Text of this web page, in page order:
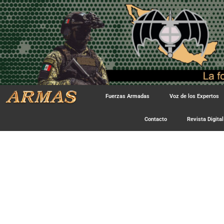
Fuerzas Armadas Voz de los Expertos
Contacto Revista Digital